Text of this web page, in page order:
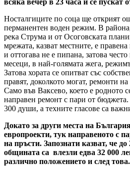
Носталгиците по соца ще открият
перманентен воден режим. В
река Струма и от Осоговската
мрежата, казват местните, е
и оттогава не е пипана, затова
месеци, в най-голямата жега,
Затова хората се опитват със
правят, доколкото могат, ремонти
Само във Ваксево, което е родното
направен ремонт с пари от
300 души, а техните гласове са
Докато за други места на
европроекти, тук направеното с
на пръсти. Запознати казват, че
общината са влезли едва 32 000
различно положението и след това.